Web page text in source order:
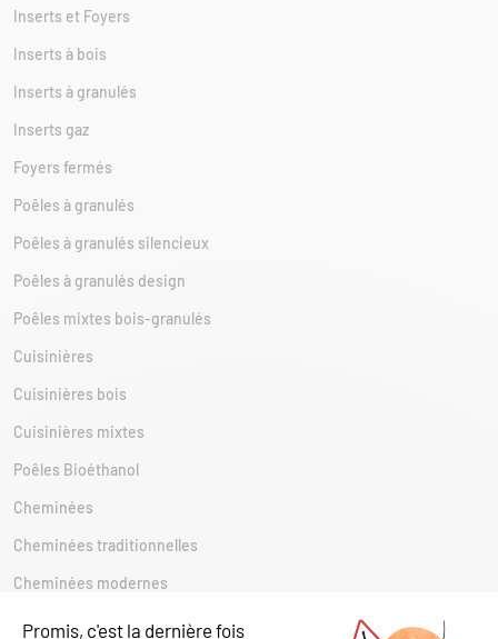
Inserts et Foyers
Inserts à bois
Inserts à granulés
Inserts gaz
Foyers fermés
Poêles à granulés
Poêles à granulés silencieux
Poêles à granulés design
Poêles mixtes bois-granulés
Cuisinières
Cuisinières bois
Cuisinières mixtes
Poêles Bioéthanol
Cheminées
Cheminées traditionnelles
Cheminées modernes
Poêles à bois